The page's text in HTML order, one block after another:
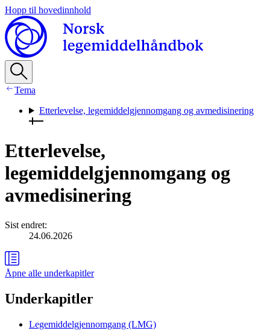
Hopp til hovedinnhold
Tema
Etterlevelse, legemiddelgjennomgang og avmedisinering
Etterlevelse,
legemiddelgjennomgang og
avmedisinering
Sist endret:
24.06.2026
Åpne alle underkapitler
Underkapitler
Legemiddelgjennomgang (LMG)